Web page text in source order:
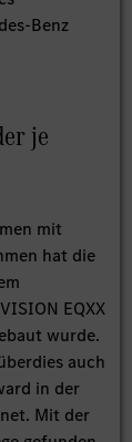
Benz
je
mit
hat die
EQXX
wurde.
auch
in der
Mit der